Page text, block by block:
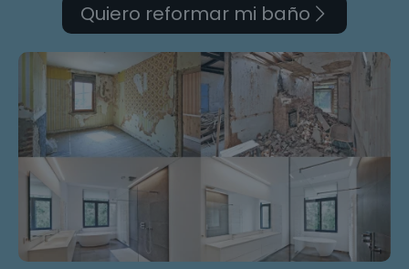
Quiero reformar mi baño